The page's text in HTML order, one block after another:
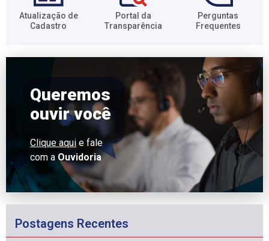
Atualização de
Cadastro​
Portal da
Transparência​
Perguntas
Frequentes​
Queremos
ouvir você
Clique aqui e fale
com a Ouvidoria
Postagens Recentes